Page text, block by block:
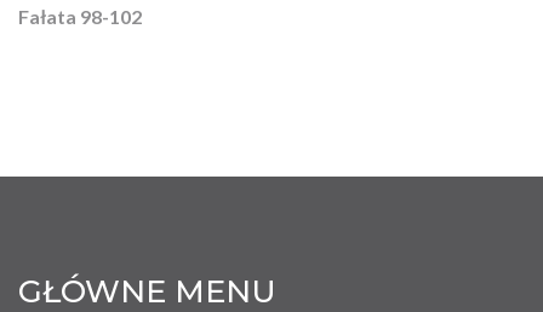
Fałata 98-102
GŁÓWNE MENU